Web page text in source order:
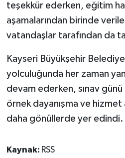
teşekkür ederken, eğitim
aşamalarından birinde
vatandaşlar tarafından da
Kayseri Büyükşehir
yolculuğunda her zaman
devam ederken, sınav
örnek dayanışma ve hizmet
daha gönüllerde yer edindi.
Kaynak: RSS